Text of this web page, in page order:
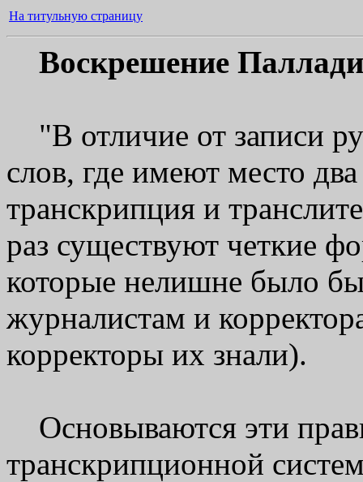
На титульную страницу
Воскрешение
"В отличие от записи
слов, где имеют место
транскрипция и
раз существуют четкие
которые нелишне было
журналистам и
корректоры их знали).
Основываются эти
транскрипционной